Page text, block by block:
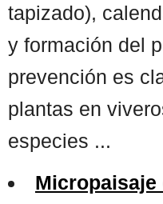
tapizado),
y formación del
prevención es
plantas en
especies ...